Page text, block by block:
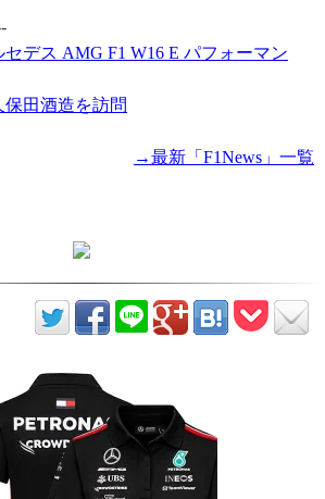
デス AMG F1 W16 E パフォーマン
田酒造を訪問
→最新「F1News」一覧